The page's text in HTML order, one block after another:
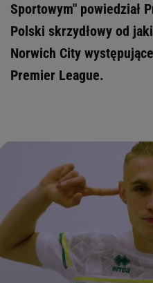
Sportowym" powiedział
Polski skrzydłowy od
Norwich City
Premier League.